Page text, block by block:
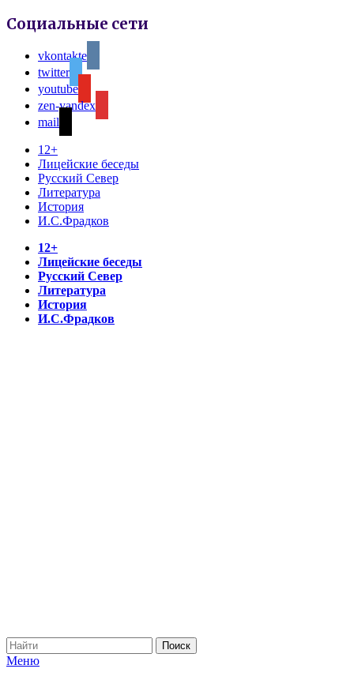
Социальные сети
vkontakte
twitter
youtube
zen-yandex
mail
12+
Лицейские беседы
Русский Север
Литература
История
И.С.Фрадков
12+
Лицейские беседы
Русский Север
Литература
История
И.С.Фрадков
Меню